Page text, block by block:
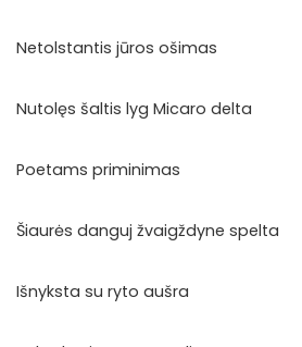
Netolstantis jūros ošimas
Nutolęs šaltis lyg Micaro delta
Poetams priminimas
Šiaurės danguj žvaigždyne spelta
Išnyksta su ryto aušra